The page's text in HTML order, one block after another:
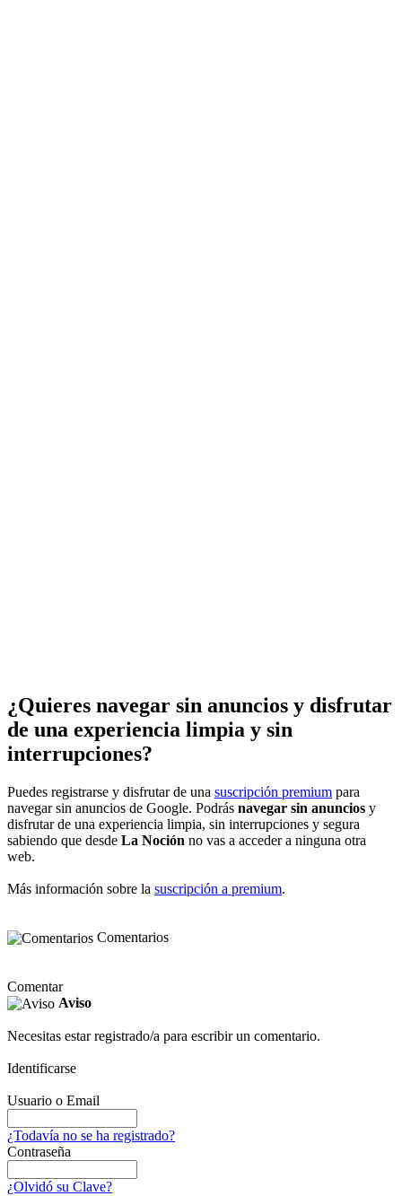
¿Quieres navegar sin anuncios y disfrutar
de una experiencia limpia y sin
interrupciones?
Puedes registrarse y disfrutar de una suscripción premium para
navegar sin anuncios de Google. Podrás navegar sin anuncios y
disfrutar de una experiencia limpia, sin interrupciones y segura
sabiendo que desde La Noción no vas a acceder a ninguna otra
web.
Más información sobre la suscripción a premium.
Comentarios
Comentar
Aviso
Necesitas estar registrado/a para escribir un comentario.
Identificarse
Usuario o Email
¿Todavía no se ha registrado?
Contraseña
¿Olvidó su Clave?